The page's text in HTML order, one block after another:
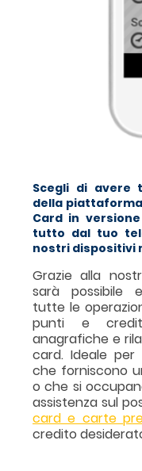
Scegli di avere
della
Card in
tutto dal tuo
nostri dispositivi
Grazie alla
sarà possibile
tutte le
punti e
anagrafiche e
card. Ideale
che forniscono
o che si
assistenza sul
card e carte
credito